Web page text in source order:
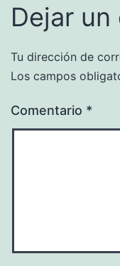
Dejar
Tu dirección de
Los campos
Comentario *